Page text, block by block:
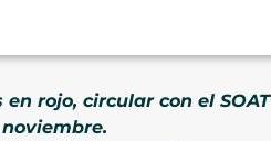
rojo, circular con el SOAT